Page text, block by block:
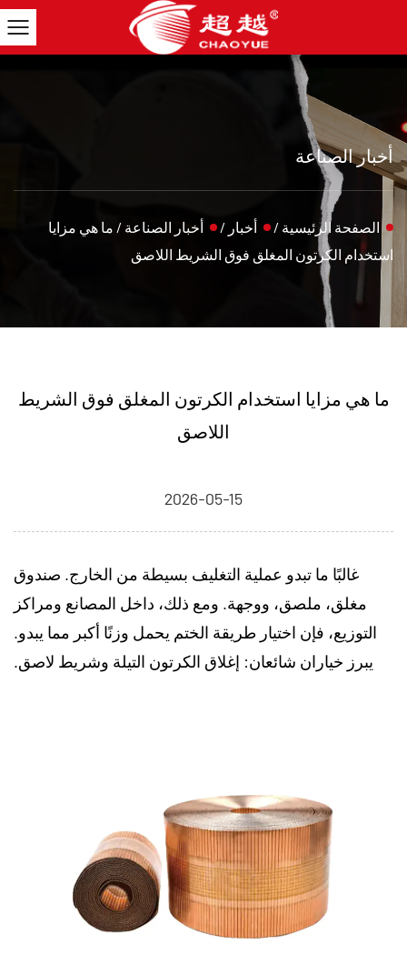
أخبار الصناعة
الصفحة الرئيسية / أخبار / أخبار الصناعة / ما هي مزايا
استخدام الكرتون المغلق فوق الشريط اللاصق
ما هي مزايا استخدام الكرتون المغلق فوق الشريط
اللاصق
2026-05-15
غالبًا ما تبدو عملية التغليف بسيطة من الخارج. صندوق
مغلق، ملصق، ووجهة. ومع ذلك، داخل المصانع ومراكز
التوزيع، فإن اختيار طريقة الختم يحمل وزنًا أكبر مما يبدو.
يبرز خياران شائعان: إغلاق الكرتون التيلة وشريط لاصق.